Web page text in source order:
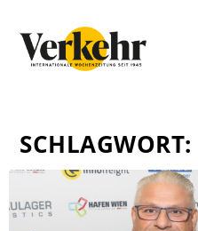
SCHLAGWORT: